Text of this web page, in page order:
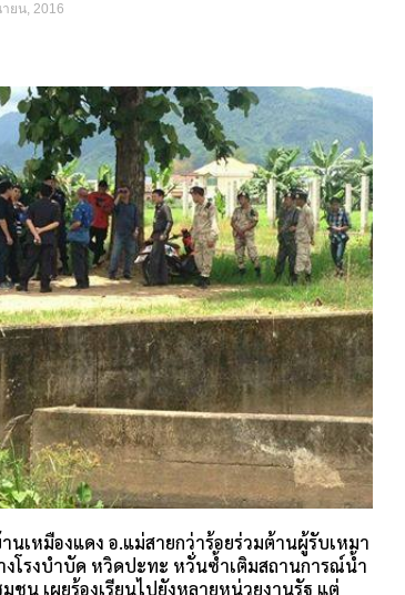
ยน, 2016
นเหมืองแดง อ.แม่สายกว่าร้อยร่วมต้านผู้รับเหมา
งโรงบำบัด หวิดปะทะ หวั่นซ้ำเติมสถานการณ์น้ำ
ชน เผยร้องเรียนไปยังหลายหน่วยงานรัฐ แต่